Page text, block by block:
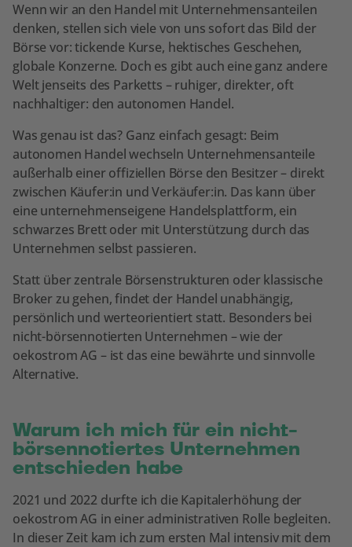
Wenn wir an den Handel mit Unternehmensanteilen
denken, stellen sich viele von uns sofort das Bild der
Börse vor: tickende Kurse, hektisches Geschehen,
globale Konzerne. Doch es gibt auch eine ganz andere
Welt jenseits des Parketts – ruhiger, direkter, oft
nachhaltiger: den autonomen Handel.
Was genau ist das? Ganz einfach gesagt: Beim
autonomen Handel wechseln Unternehmensanteile
außerhalb einer offiziellen Börse den Besitzer – direkt
zwischen Käufer:in und Verkäufer:in. Das kann über
eine unternehmenseigene Handelsplattform, ein
schwarzes Brett oder mit Unterstützung durch das
Unternehmen selbst passieren.
Statt über zentrale Börsenstrukturen oder klassische
Broker zu gehen, findet der Handel unabhängig,
persönlich und werteorientiert statt. Besonders bei
nicht-börsennotierten Unternehmen – wie der
oekostrom AG – ist das eine bewährte und sinnvolle
Alternative.
Warum ich mich für ein nicht-
börsennotiertes Unternehmen
entschieden habe
2021 und 2022 durfte ich die Kapitalerhöhung der
oekostrom AG in einer administrativen Rolle begleiten.
In dieser Zeit kam ich zum ersten Mal intensiv mit dem